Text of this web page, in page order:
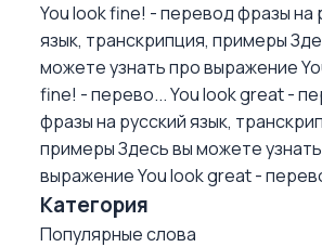
You look fine! - перевод фразы на
язык, транскрипция, примеры
можете узнать про выражение
fine! - перево...You look great -
фразы на русский язык,
примерыЗдесь вы можете
выражение You look great -
Категория
Популярные слова